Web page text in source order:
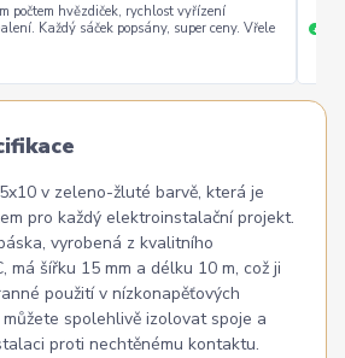
počtem hvězdiček, rychlost vyřízení
Každý sáček popsány, super ceny. Vřele
+
v zeleno-žluté barvě, která je
pro každý elektroinstalační projekt.
vyrobená z kvalitního
má šířku 15 mm a délku 10 m, což ji
použití v nízkonapěťových
spolehlivě izolovat spoje a
proti nechtěnému kontaktu.